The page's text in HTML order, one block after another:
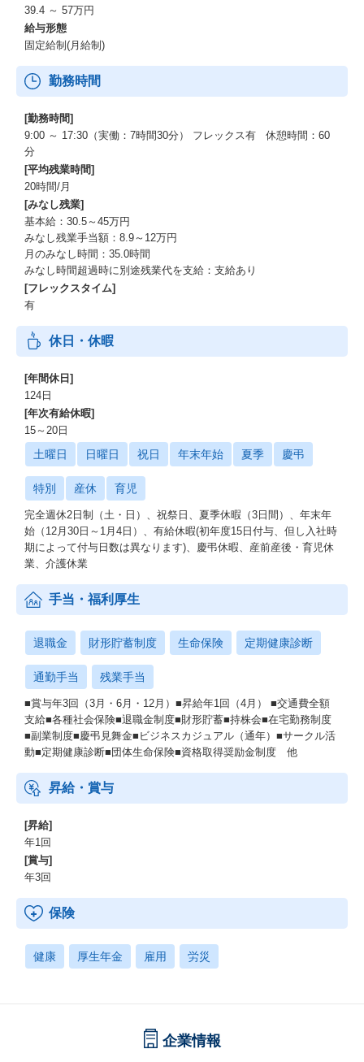
39.4 ～ 57万円
給与形態
固定給制(月給制)
勤務時間
[勤務時間]
9:00 ～ 17:30（実働：7時間30分） フレックス有 休憩時間：60
分
[平均残業時間]
20時間/月
[みなし残業]
基本給：30.5～45万円
みなし残業手当額：8.9～12万円
月のみなし時間：35.0時間
みなし時間超過時に別途残業代を支給：支給あり
[フレックスタイム]
有
休日・休暇
[年間休日]
124日
[年次有給休暇]
15～20日
土曜日 日曜日 祝日 年末年始 夏季 慶弔
特別 産休 育児
完全週休2日制（土・日）、祝祭日、夏季休暇（3日間）、年末年
始（12月30日～1月4日）、有給休暇(初年度15日付与、但し入社時
期によって付与日数は異なります)、慶弔休暇、産前産後・育児休
業、介護休業
手当・福利厚生
退職金 財形貯蓄制度 生命保険 定期健康診断
通勤手当 残業手当
■賞与年3回（3月・6月・12月）■昇給年1回（4月） ■交通費全額
支給■各種社会保険■退職金制度■財形貯蓄■持株会■在宅勤務制度
■副業制度■慶弔見舞金■ビジネスカジュアル（通年）■サークル活
動■定期健康診断■団体生命保険■資格取得奨励金制度 他
昇給・賞与
[昇給]
年1回
[賞与]
年3回
保険
健康 厚生年金 雇用 労災
企業情報